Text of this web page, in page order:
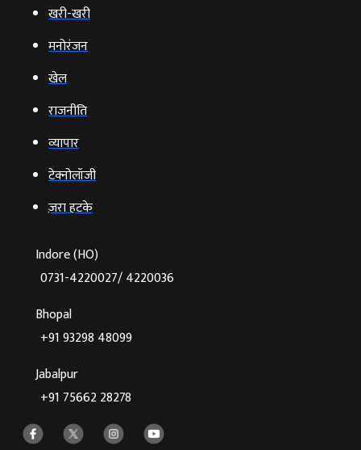
खरी-खरी
मनोरंजन
खेल
राजनीति
व्‍यापार
टेक्‍नोलॉजी
ज़रा हटके
Indore (HO)
0731-4220027/ 4220036
Bhopal
+91 93298 48099
Jabalpur
+91 75662 28278